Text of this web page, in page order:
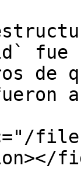
fue
files/